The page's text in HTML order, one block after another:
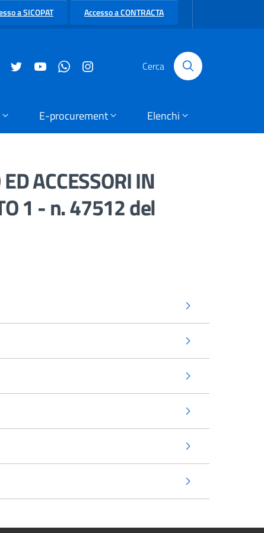
a SICOPAT Accesso a CONTRACTA
Cerca
E-procurement Elenchi
ACCESSORI IN
1 - n. 47512 del